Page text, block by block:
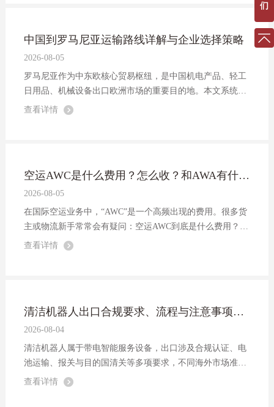
中国到罗马尼亚运输路线详解与企业选择策略
2026-08-05
罗马尼亚作为中东欧核心贸易枢纽，是中国机电产品、轻工
日用品、机械设备出口欧洲市场的重要目的地。本文系统梳
理了中国到罗马尼亚主流运输方式的路线、优缺点与选择策
查看详情
空运AWC是什么费用？怎么收？和AWA有什么区别？
2026-08-05
在国际空运业务中，“AWC”是一个高频出现的费用。很多货
主或物流新手常常会有疑问：空运AWC到底是什么费用？怎
么收费？它和AWA又有什么区别？以下是详细解析：
查看详情
清洁机器人出口合规要求、流程与注意事项全解析
2026-08-04
清洁机器人属于带电智能服务设备，出口涉及合规认证、电
池运输、报关与目的国清关等多项要求，不同海外市场准入
标准差异较大。本文系统梳理了清洁机器人出口的核心要
查看详情
们